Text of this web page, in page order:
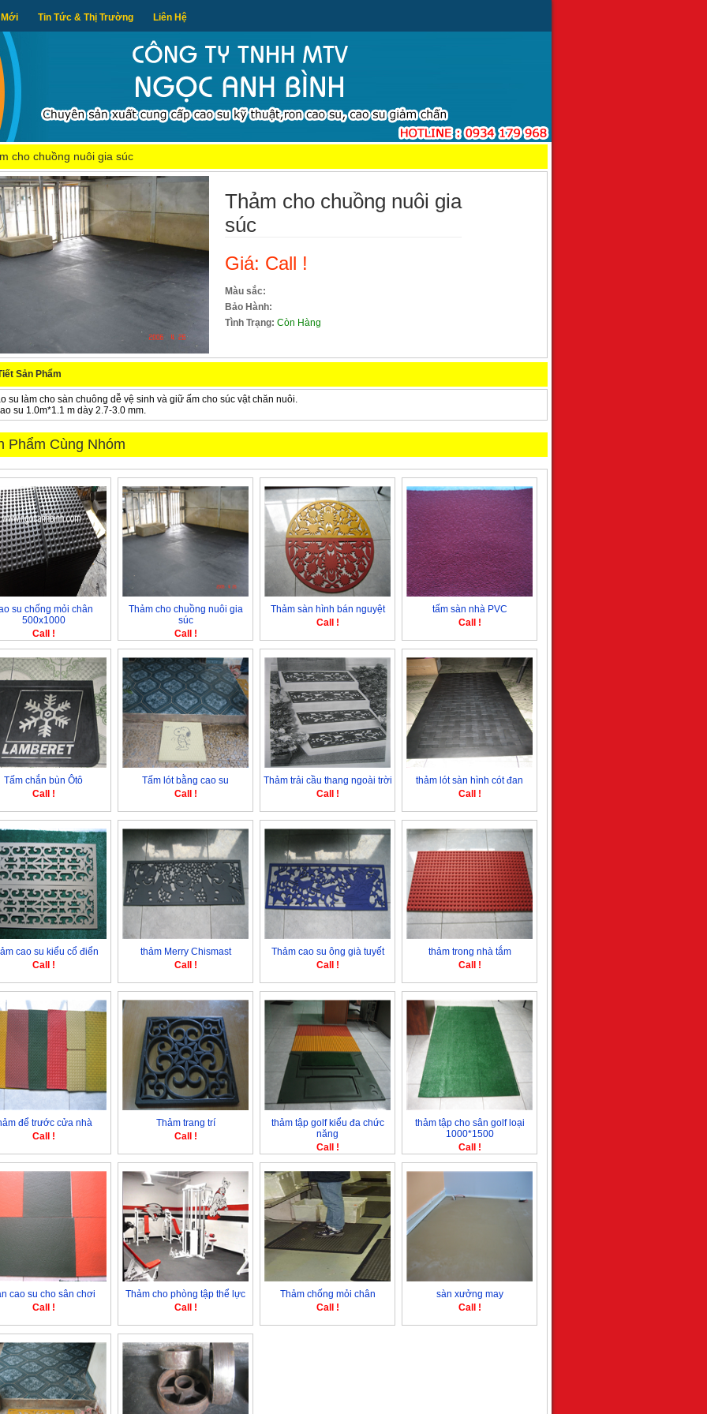
Mới Tin Tức & Thị Trường Liên Hệ
cho chuồng nuôi gia súc
Thảm cho chuồng nuôi gia
súc
Giá: Call !
Màu sắc:
Bảo Hành:
Tình Trạng: Còn Hàng
Sản Phẩm
su làm cho sàn chuông dễ vệ sinh và giữ ấm cho súc vật chăn nuôi.
su 1.0m*1.1 m dày 2.7-3.0 mm.
Phẩm Cùng Nhóm
su chống mỏi chân
500x1000
Call !
Thảm cho chuồng nuôi gia
súc
Call !
Thảm sàn hình bán nguyệt
Call !
tấm sàn nhà PVC
Call !
Tấm chắn bùn Ôtô
Call !
Tấm lót bằng cao su
Call !
Thảm trải cầu thang ngoài trời
Call !
thảm lót sàn hình cót đan
Call !
cao su kiểu cổ điển
Call !
thảm Merry Chismast
Call !
Thảm cao su ông già tuyết
Call !
thảm trong nhà tắm
Call !
để trước cửa nhà
Call !
Thảm trang trí
Call !
thảm tập golf kiểu đa chức
năng
Call !
thảm tập cho sân golf loại
1000*1500
Call !
cao su cho sân chơi
Call !
Thảm cho phòng tập thể lực
Call !
Thảm chống mỏi chân
Call !
sàn xưởng may
Call !